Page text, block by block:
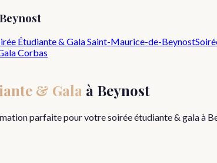
Beynost
Étudiante & GalaSaint-Maurice-de-Beynost
Corbas
& Gala à Beynost
parfaite pour votresoirée étudiante & galaà